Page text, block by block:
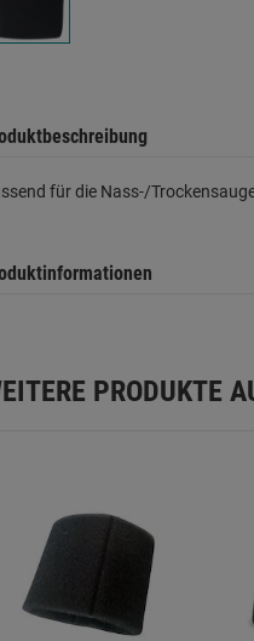
für die Nass-/
PRODUKTE